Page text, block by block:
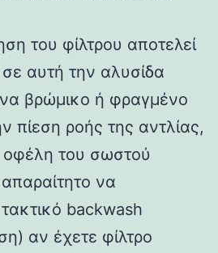
του φίλτρου αποτελεί
αυτή την αλυσίδα
βρώμικο ή φραγμένο
πίεση ροής της αντλίας,
του σωστού
να
backwash
αν έχετε φίλτρο